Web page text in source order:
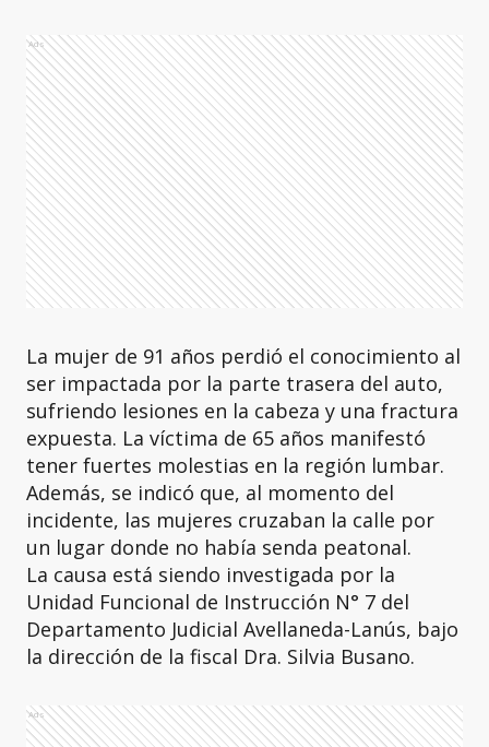
Ads
La mujer de 91 años perdió el conocimiento al
ser impactada por la parte trasera del auto,
sufriendo lesiones en la cabeza y una fractura
expuesta. La víctima de 65 años manifestó
tener fuertes molestias en la región lumbar.
Además, se indicó que, al momento del
incidente, las mujeres cruzaban la calle por
un lugar donde no había senda peatonal.
La causa está siendo investigada por la
Unidad Funcional de Instrucción N° 7 del
Departamento Judicial Avellaneda-Lanús, bajo
la dirección de la fiscal Dra. Silvia Busano.
Ads